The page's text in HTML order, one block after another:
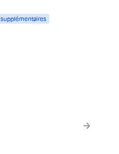
supplémentaires